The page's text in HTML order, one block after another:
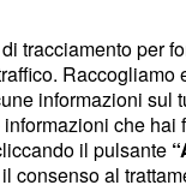
il fratello
tracciamento per
Raccogliamo
informazioni sul
che
il pulsante
consenso al